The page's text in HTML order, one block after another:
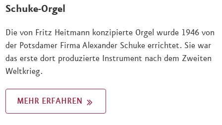
Schuke-Orgel
Die von Fritz Heitmann konzipierte Orgel wurde 1946 von
der Potsdamer Firma Alexander Schuke errichtet. Sie war
das erste dort produzierte Instrument nach dem Zweiten
Weltkrieg.
MEHR ERFAHREN